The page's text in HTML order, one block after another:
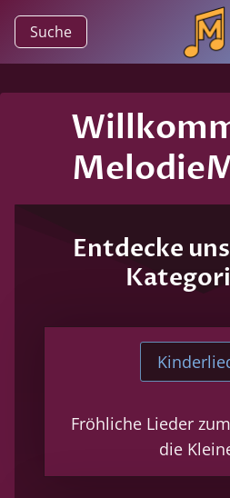
Zum
Inhalt
springen
Suche
Entdecke
Fröhliche Lieder
die